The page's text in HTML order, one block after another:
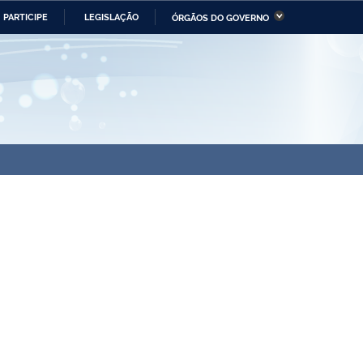
PARTICIPE LEGISLAÇÃO ÓRGÃOS DO GOVERNO
da Economia Ministério da Infraestrutura